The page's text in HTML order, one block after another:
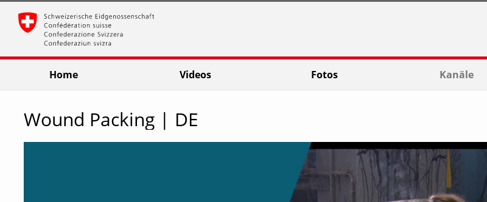
Home Videos Fotos Kanäle
Wound Packing | DE